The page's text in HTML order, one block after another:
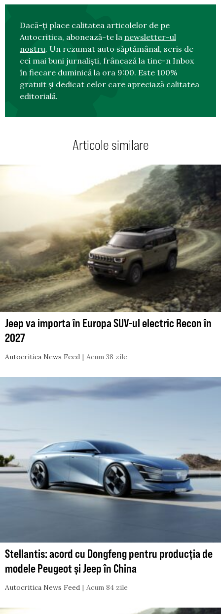
Dacă-ți place calitatea articolelor de pe
Autocritica, abonează-te la newsletter-ul
nostru. Un rezumat auto săptămânal, scris de
cei mai buni jurnaliști, frânează la tine-n Inbox
în fiecare duminică la ora 9:00. Este 100%
gratuit și dedicat celor care apreciază calitatea
editorială.
Articole similare
Jeep va importa în Europa SUV-ul electric Recon în
2027
Autocritica News Feed Acum 38 zile
Stellantis: acord cu Dongfeng pentru producția de
modele Peugeot și Jeep în China
Autocritica News Feed Acum 84 zile